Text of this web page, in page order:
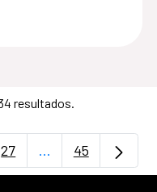
resultados.
Use TAB para
Página
27 ...PáginasPágina
45